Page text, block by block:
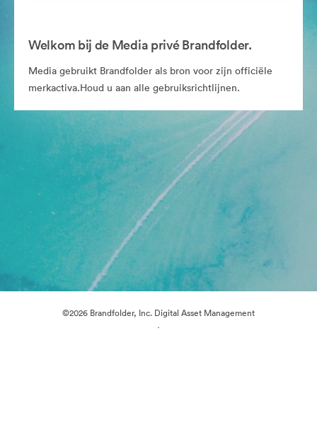
Welkom bij de Media privé Brandfolder.
Media gebruikt Brandfolder als bron voor zijn officiële
merkactiva.Houd u aan alle gebruiksrichtlijnen.
©2026 Brandfolder, Inc. Digital Asset Management
·